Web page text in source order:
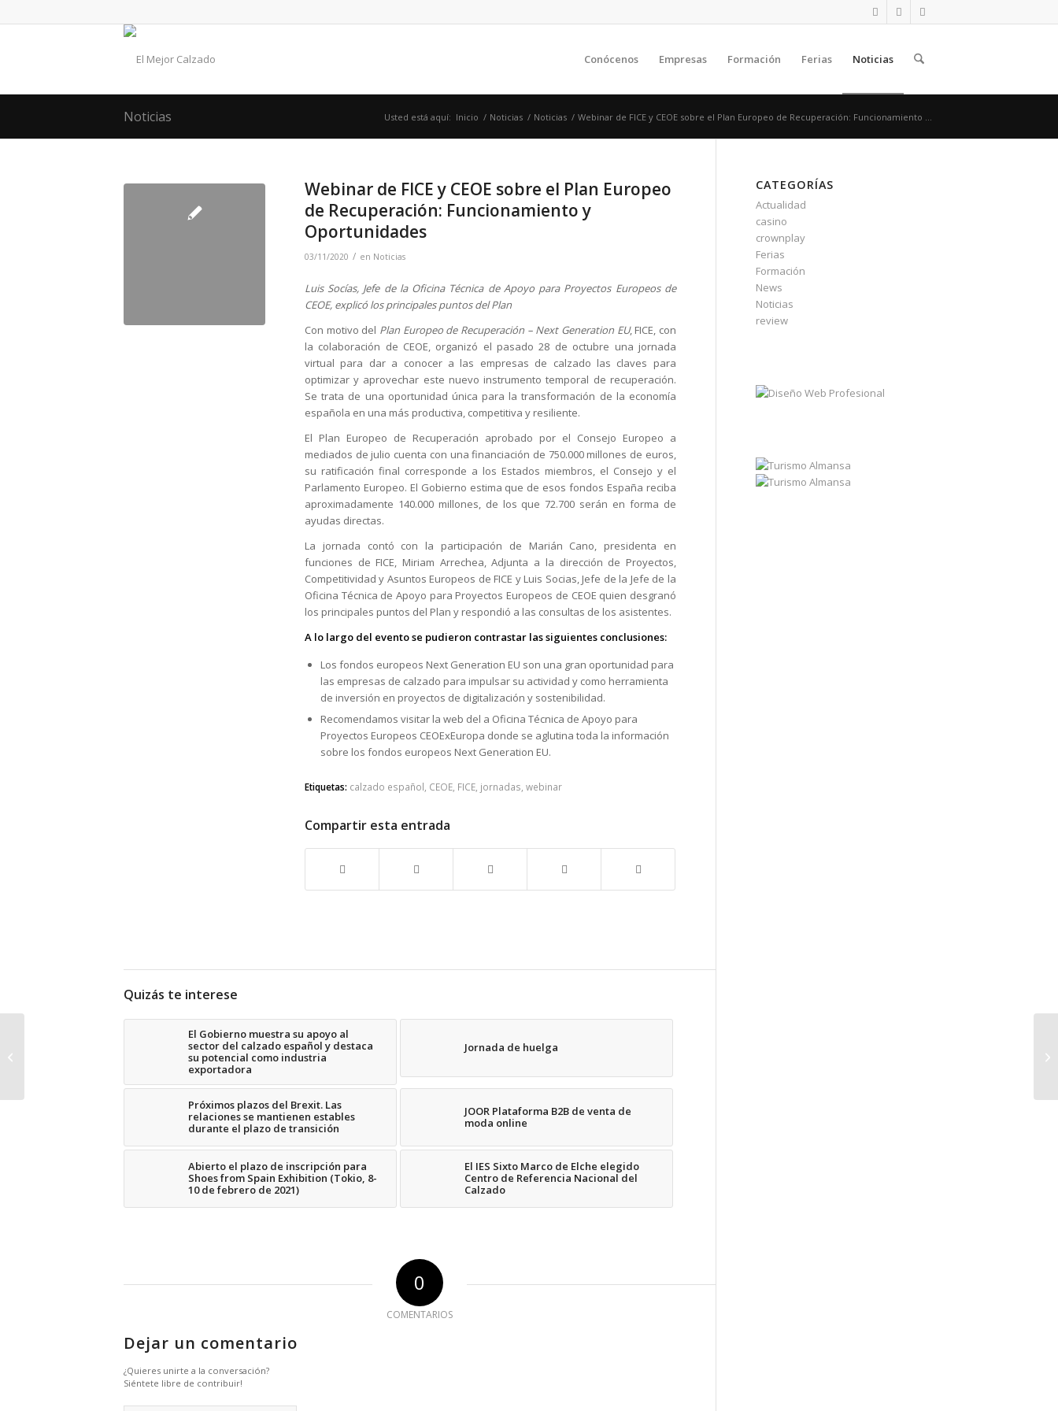
Conócenos Empresas Formación Ferias Noticias
Noticias Usted está aquí: Inicio / Noticias / Noticias / Webinar de FICE y CEOE sobre el Plan Europeo de Recuperación: Funcionamiento ...
Webinar de FICE y CEOE sobre el Plan Europeo
de Recuperación: Funcionamiento y
Oportunidades
03/11/2020 / en Noticias
Luis Socías, Jefe de la Oficina Técnica de Apoyo para Proyectos Europeos de
CEOE, explicó los principales puntos del Plan
Con motivo del Plan Europeo de Recuperación – Next Generation EU, FICE, con
la colaboración de CEOE, organizó el pasado 28 de octubre una jornada
virtual para dar a conocer a las empresas de calzado las claves para
optimizar y aprovechar este nuevo instrumento temporal de recuperación.
Se trata de una oportunidad única para la transformación de la economía
española en una más productiva, competitiva y resiliente.
El Plan Europeo de Recuperación aprobado por el Consejo Europeo a
mediados de julio cuenta con una financiación de 750.000 millones de euros,
su ratificación final corresponde a los Estados miembros, el Consejo y el
Parlamento Europeo. El Gobierno estima que de esos fondos España reciba
aproximadamente 140.000 millones, de los que 72.700 serán en forma de
ayudas directas.
La jornada contó con la participación de Marián Cano, presidenta en
funciones de FICE, Miriam Arrechea, Adjunta a la dirección de Proyectos,
Competitividad y Asuntos Europeos de FICE y Luis Socias, Jefe de la Jefe de la
Oficina Técnica de Apoyo para Proyectos Europeos de CEOE quien desgranó
los principales puntos del Plan y respondió a las consultas de los asistentes.
A lo largo del evento se pudieron contrastar las siguientes conclusiones:
Los fondos europeos Next Generation EU son una gran oportunidad para
las empresas de calzado para impulsar su actividad y como herramienta
de inversión en proyectos de digitalización y sostenibilidad.
Recomendamos visitar la web del a Oficina Técnica de Apoyo para
Proyectos Europeos CEOExEuropa donde se aglutina toda la información
sobre los fondos europeos Next Generation EU.
Etiquetas: calzado español, CEOE, FICE, jornadas, webinar
Compartir esta entrada
Quizás te interese
El Gobierno muestra su apoyo al
sector del calzado español y destaca
su potencial como industria
exportadora
Jornada de huelga
Próximos plazos del Brexit. Las
relaciones se mantienen estables
durante el plazo de transición
JOOR Plataforma B2B de venta de
moda online
Abierto el plazo de inscripción para
Shoes from Spain Exhibition (Tokio, 8-
10 de febrero de 2021)
El IES Sixto Marco de Elche elegido
Centro de Referencia Nacional del
Calzado
0
COMENTARIOS
Dejar un comentario
¿Quieres unirte a la conversación?
Siéntete libre de contribuir!
CATEGORÍAS
Actualidad
casino
crownplay
Ferias
Formación
News
Noticias
review